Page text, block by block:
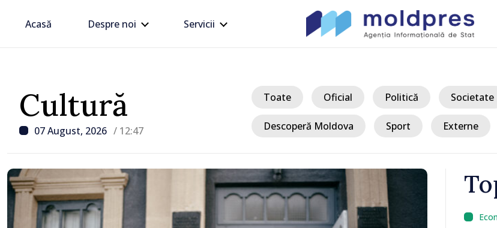
Acasă Despre noi Servicii
Cultură
07 August, 2026 / 12:47
Toate Oficial Politică Societate
Descoperă Moldova Sport Externe
/ Acum 47 minute